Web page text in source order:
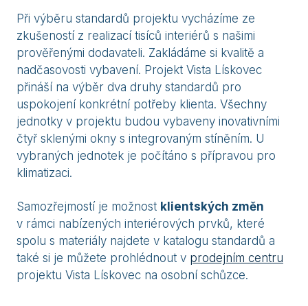
Při výběru standardů projektu vycházíme ze
zkušeností z realizací tisíců interiérů s našimi
prověřenými dodavateli. Zakládáme si kvalitě a
nadčasovosti vybavení. Projekt Vista Lískovec
přináší na výběr dva druhy standardů pro
uspokojení konkrétní potřeby klienta. Všechny
jednotky v projektu budou vybaveny inovativními
čtyř sklenými okny s integrovaným stíněním. U
vybraných jednotek je počítáno s přípravou pro
klimatizaci.
Samozřejmostí je možnost klientských změn
v rámci nabízených interiérových prvků, které
spolu s materiály najdete v katalogu standardů a
také si je můžete prohlédnout v prodejním centru
projektu Vista Lískovec na osobní schůzce.